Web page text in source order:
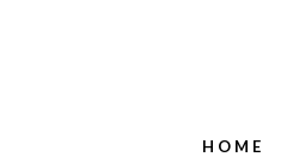
HOME